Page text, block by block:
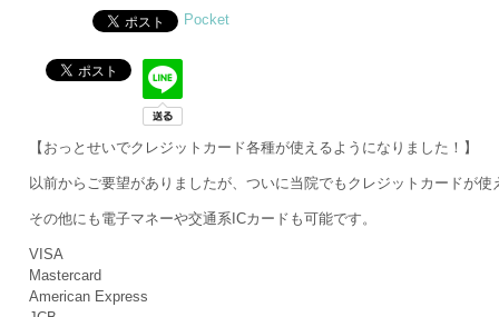
Pocket
【おっとせいでクレジットカード各種が使えるようになりました！】
以前からご要望がありましたが、ついに当院でもクレジットカードが
その他にも電子マネーや交通系ICカードも可能です。
VISA
Mastercard
American Express